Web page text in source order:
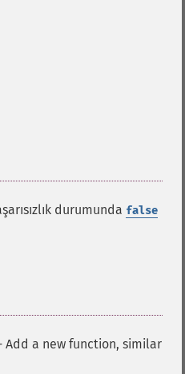
durumunda false
Add a new function, similar